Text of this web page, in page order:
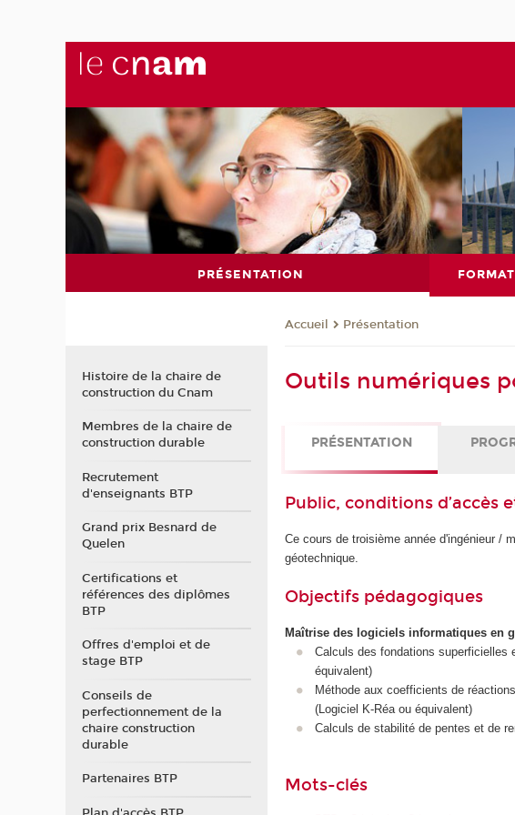
PRÉSENTATION
Accueil Présentation
Outils numériques
PRÉSENTATION
Public, conditions d’accès
Ce cours de troisième année d'ingénieur /
géotechnique.
Objectifs pédagogiques
Maîtrise des logiciels informatiques en
Calculs des fondations superficielles
équivalent)
Méthode aux coefficients de
(Logiciel K-Réa ou équivalent)
Calculs de stabilité de pentes et de
Mots-clés
Histoire de la chaire de
construction du Cnam
Membres de la chaire de
construction durable
Recrutement
d'enseignants BTP
Grand prix Besnard de
Quelen
Certifications et
références des diplômes
BTP
Offres d'emploi et de
stage BTP
Conseils de
perfectionnement de la
chaire construction
durable
Partenaires BTP